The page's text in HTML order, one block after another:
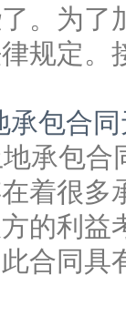
。为了
规定。
承包合
地承包合
着很多
的利益
合同具